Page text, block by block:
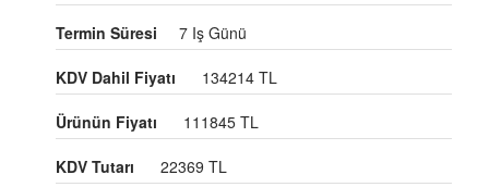
Termin Süresi 7 Iş Günü
KDV Dahil Fiyatı 134214 TL
Ürünün Fiyatı 111845 TL
KDV Tutarı 22369 TL